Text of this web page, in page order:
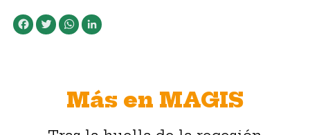
Facebook
TwitterWhatsApp
Más en MAGIS